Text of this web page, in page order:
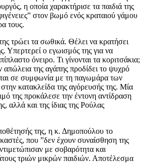
η οποία χαρακτήρισε τα παιδιά της
στον βωμό ενός κραταιού γάμου
τους.
τρώει τα σωθικά. Θέλει να κρατήσει
Υπερτερεί ο εγωισμός της για να
όνειρο. Τι γίνονται τα κοριτσάκια;
απώλεια της αγάπης προδίδει το ψυχρό
σε συμφωνία με τη παγωμάρα των
κατακλείδα της αγόρευσής της. Μία
της προκάλεσε την έντονη αντίδραση
αλλά και της ίδιας της Ρούλας
της, η κ. Δημοπούλου το
που ”δεν έχουν συναίσθηση της
με σοβαρότητα και
τριών μικρών παιδιών. Αποτέλεσμα